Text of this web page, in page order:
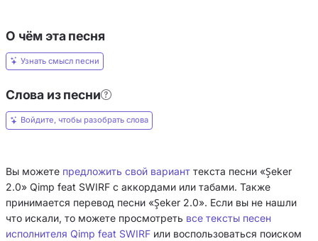
О чём эта песня
Узнать смысл песни
Слова из песни
Войдите, чтобы разобрать слова
Вы можете предложить свой вариант текста песни «Şeker
2.0» Qimp feat SWIRF с аккордами или табами. Также
принимается перевод песни «Şeker 2.0». Если вы не нашли
что искали, то можете просмотреть все тексты песен
исполнителя Qimp feat SWIRF или воспользоваться поиском